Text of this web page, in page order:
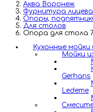
Аква Воронеж
Фурнитура
Опоры,
Для столов
Опора для стола
Кухонные мойки
Мойки
Gerhans
Ledeme